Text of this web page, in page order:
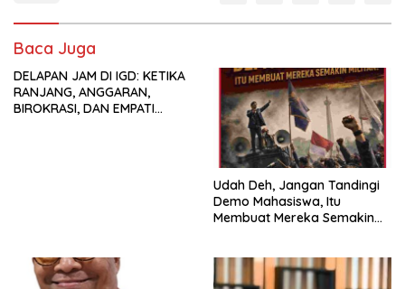
Baca Juga
DELAPAN JAM DI IGD: KETIKA
RANJANG, ANGGARAN,
BIROKRASI, DAN EMPATI
Udah Deh, Jangan Tandingi
Demo Mahasiswa, Itu
Membuat Mereka Semakin